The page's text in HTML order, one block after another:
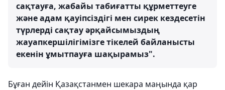
сақтауға, жабайы табиғатты құрметтеуге
және адам қауіпсіздігі мен сирек кездесетін
түрлерді сақтау әрқайсымыздың
жауапкершілігімізге тікелей байланысты
екенін ұмытпауға шақырамыз".
Бұған дейін Қазақстанмен шекара маңында қар